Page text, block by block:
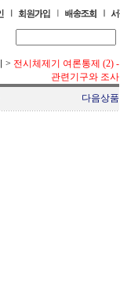
> 전시체제기 여론통제 (2) -
관련기구와 조사
다음상품